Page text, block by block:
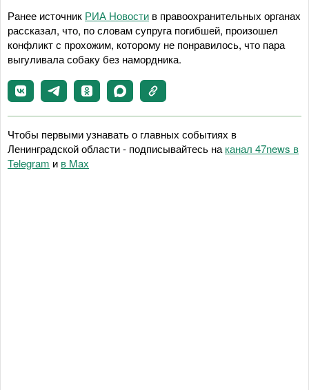
Ранее источник РИА Новости в правоохранительных органах
рассказал, что, по словам супруга погибшей, произошел
конфликт с прохожим, которому не понравилось, что пара
выгуливала собаку без намордника.
Чтобы первыми узнавать о главных событиях в
Ленинградской области - подписывайтесь на канал 47news в
Telegram и в Maх